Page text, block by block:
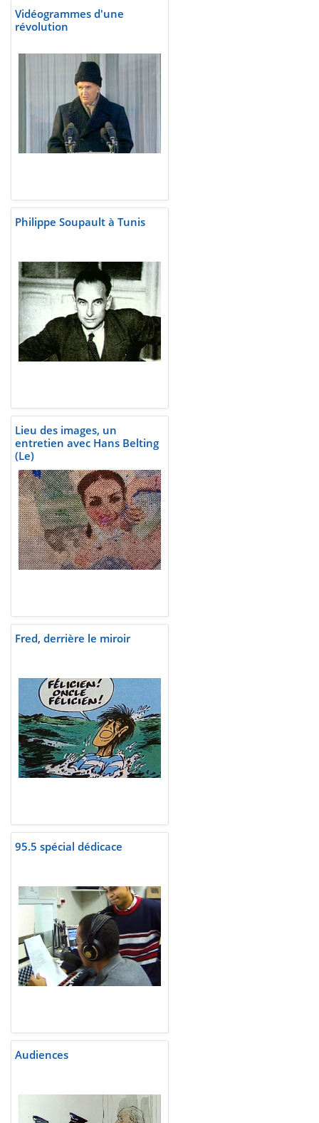
Vidéogrammes d'une
révolution
Philippe Soupault à Tunis
Lieu des images, un
entretien avec Hans Belting
(Le)
Fred, derrière le miroir
95.5 spécial dédicace
Audiences